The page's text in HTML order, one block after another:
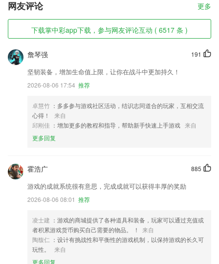
网友评论 更多
下载掌中彩app下载，参与网友评论互动 ( 6517 条 )
191
詹琴强
坚韧装备，增加生命值上限，让你在战斗中更加持久！
2026-08-06 17:54 推荐
卓慧竹 ：多多参与游戏社区活动，结识志同道合的玩家，互相交流
心得！
来自
邱刚佳 ：增加更多的教程和指导，帮助新手快速上手游戏 来自
更多回复
885
霍浩广
游戏的成就系统很有意思，完成成就可以获得丰厚的奖励
2026-08-06 08:01 推荐
凌士建 ：游戏的商城提供了各种道具和装备，玩家可以通过充值或
者积累游戏货币购买自己需要的物品。 ！
来自
陶馥仁 ：设计有挑战性和平衡性的游戏机制，以保持游戏的长久可
玩性。
来自
更多回复